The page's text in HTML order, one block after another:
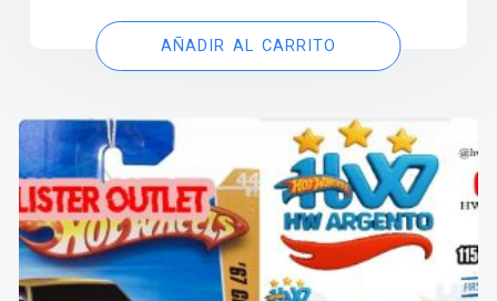
AÑADIR AL CARRITO